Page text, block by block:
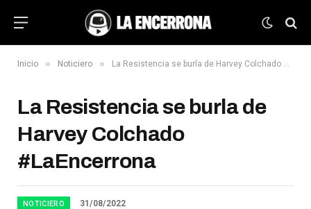
Inicio » Noticiero » La Resistencia se burla de Harvey Colchado #LaEncerrona
La Resistencia se burla de
Harvey Colchado
#LaEncerrona
NOTICIERO 31/08/2022